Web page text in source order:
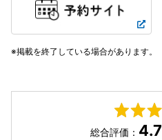
掲載を終了している場合があります。
総合評価： 4.7